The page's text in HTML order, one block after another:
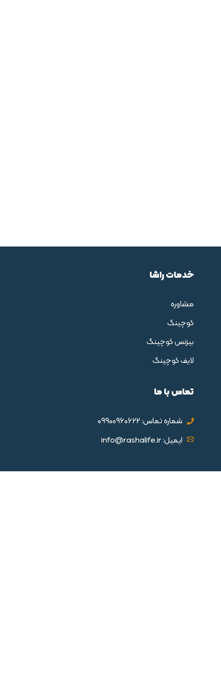
خدمات راشا
مشاوره
کوچینگ
بیزنس کوچینگ
لایف کوچینگ
تماس با ما
شماره تماس: 09900960622
ایمیل: info@rashalife.ir